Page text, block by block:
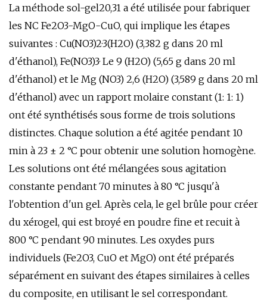
La méthode sol-gel20,31 a été utilisée pour fabriquer
les NC Fe2O3-MgO-CuO, qui implique les étapes
suivantes : Cu(NO3)2·3(H2O) (3,382 g dans 20 ml
d'éthanol), Fe(NO3)3· Le 9 (H2O) (5,65 g dans 20 ml
d'éthanol) et le Mg (NO3) 2,6 (H2O) (3,589 g dans 20 ml
d'éthanol) avec un rapport molaire constant (1: 1: 1)
ont été synthétisés sous forme de trois solutions
distinctes. Chaque solution a été agitée pendant 10
min à 23 ± 2 °C pour obtenir une solution homogène.
Les solutions ont été mélangées sous agitation
constante pendant 70 minutes à 80 °C jusqu'à
l'obtention d'un gel. Après cela, le gel brûle pour créer
du xérogel, qui est broyé en poudre fine et recuit à
800 °C pendant 90 minutes. Les oxydes purs
individuels (Fe2O3, CuO et MgO) ont été préparés
séparément en suivant des étapes similaires à celles
du composite, en utilisant le sel correspondant.